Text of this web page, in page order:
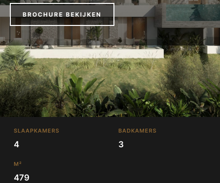
BROCHURE BEKIJKEN
SLAAPKAMERS
4
BADKAMERS
3
M²
479